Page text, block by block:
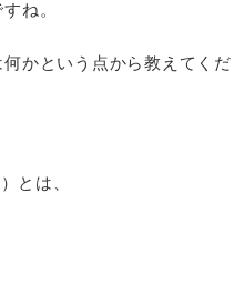
ね。
かという点から教えてくだ
とは、